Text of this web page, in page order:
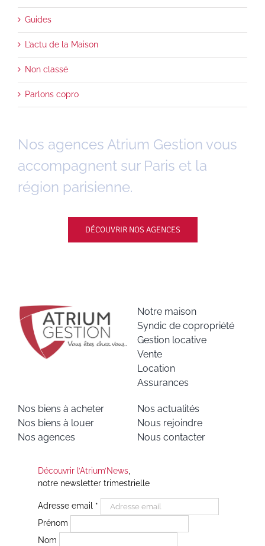
Guides
L’actu de la Maison
Non classé
Parlons copro
Nos agences Atrium Gestion vous
accompagnent sur Paris et la
région parisienne.
DÉCOUVRIR NOS AGENCES
Notre maison
Syndic de copropriété
Gestion locative
Vente
Location
Assurances
Nos biens à acheter
Nos biens à louer
Nos agences
Nos actualités
Nous rejoindre
Nous contacter
Découvrir l’Atrium’News,
notre newsletter trimestrielle
Adresse email *
Prénom
Nom